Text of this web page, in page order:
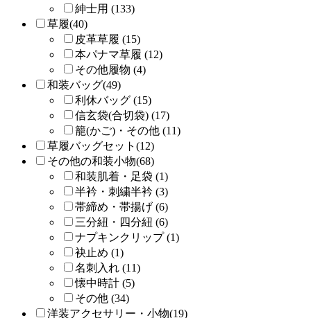
紳士用 (133)
草履(40)
皮革草履 (15)
本パナマ草履 (12)
その他履物 (4)
和装バッグ(49)
利休バッグ (15)
信玄袋(合切袋) (17)
籠(かご)・その他 (11)
草履バッグセット(12)
その他の和装小物(68)
和装肌着・足袋 (1)
半衿・刺繍半衿 (3)
帯締め・帯揚げ (6)
三分紐・四分紐 (6)
ナプキンクリップ (1)
袂止め (1)
名刺入れ (11)
懐中時計 (5)
その他 (34)
洋装アクセサリー・小物(19)